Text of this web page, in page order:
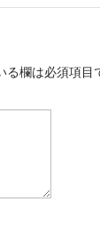
る欄は必須項目